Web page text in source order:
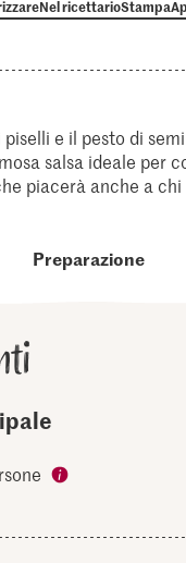
Nel ricettarioStampa
e il pesto di
salsa ideale per
piacerà anche a chi
Preparazione